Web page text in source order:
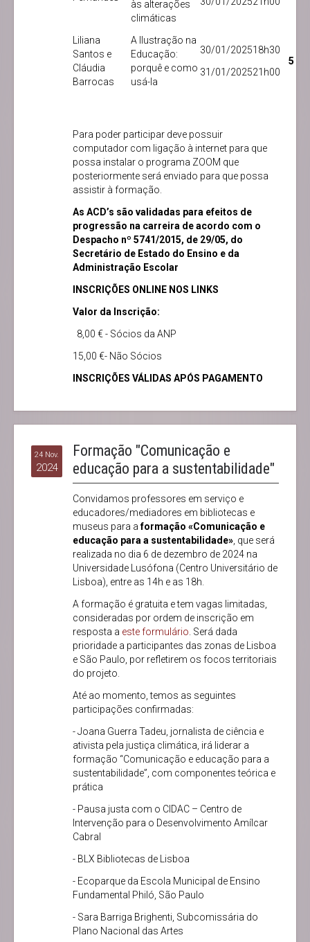
às alterações
climáticas
Liliana
Santos e
Cláudia
Barrocas
A Ilustração na
Educação:
porquê e como
usá-la
30/01/2025
31/01/2025
18h30
21h00
5
Para poder participar deve possuir
computador com ligação à internet para que
possa instalar o programa ZOOM que
posteriormente será enviado para que possa
assistir à formação.
As ACD’s são validadas para efeitos de
progressão na carreira de acordo com o
Despacho nº 5741/2015, de 29/05, do
Secretário de Estado do Ensino e da
Administração Escolar
INSCRIÇÕES ONLINE NOS LINKS
Valor da Inscrição:
8,00 € - Sócios da ANP
15,00 €- Não Sócios
INSCRIÇÕES VÁLIDAS APÓS PAGAMENTO
24 Nov.
2024
Formação "Comunicação e
educação para a sustentabilidade"
Convidamos professores em serviço e
educadores/mediadores em bibliotecas e
museus para aformação «Comunicação e
educação para a sustentabilidade» , que será
realizada no dia 6 de dezembro de 2024 na
Universidade Lusófona (Centro Universitário de
Lisboa), entre as 14h e as 18h.
A formação é gratuita e tem vagas limitadas,
consideradas por ordem de inscrição em
resposta a este formulário . Será dada
prioridade a participantes das zonas de Lisboa
e São Paulo, por refletirem os focos territoriais
do projeto.
Até ao momento, temos as seguintes
participações confirmadas:
- Joana Guerra Tadeu, jornalista de ciência e
ativista pela justiça climática, irá liderar a
formação “Comunicação e educação para a
sustentabilidade”, com componentes teórica e
prática
- Pausa justa com o CIDAC – Centro de
Intervenção para o Desenvolvimento Amílcar
Cabral
- BLX Bibliotecas de Lisboa
- Ecoparque da Escola Municipal de Ensino
Fundamental Philó, São Paulo
- Sara Barriga Brighenti, Subcomissária do
Plano Nacional das Artes